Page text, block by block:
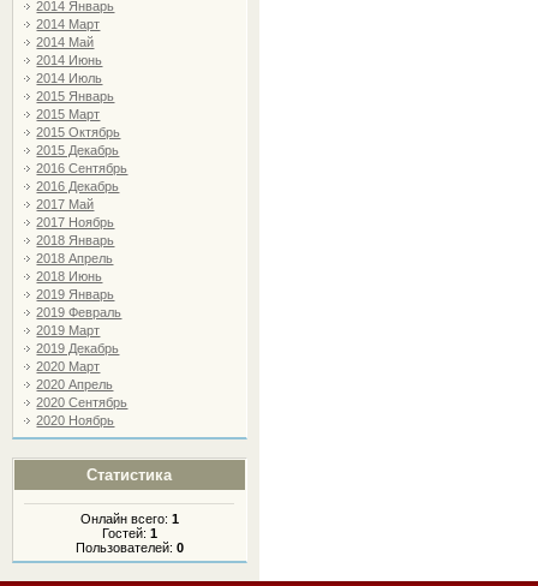
2014 Январь
2014 Март
2014 Май
2014 Июнь
2014 Июль
2015 Январь
2015 Март
2015 Октябрь
2015 Декабрь
2016 Сентябрь
2016 Декабрь
2017 Май
2017 Ноябрь
2018 Январь
2018 Апрель
2018 Июнь
2019 Январь
2019 Февраль
2019 Март
2019 Декабрь
2020 Март
2020 Апрель
2020 Сентябрь
2020 Ноябрь
Статистика
Онлайн всего: 1
Гостей: 1
Пользователей: 0